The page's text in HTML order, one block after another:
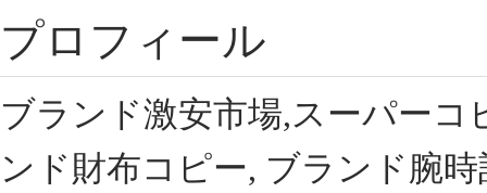
プロフィール
ブランド激安市場,スーパー
ンド財布コピー, ブランド腕